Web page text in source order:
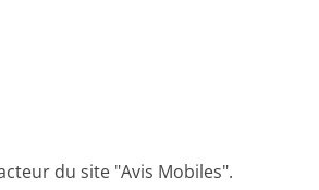
du site "Avis Mobiles".